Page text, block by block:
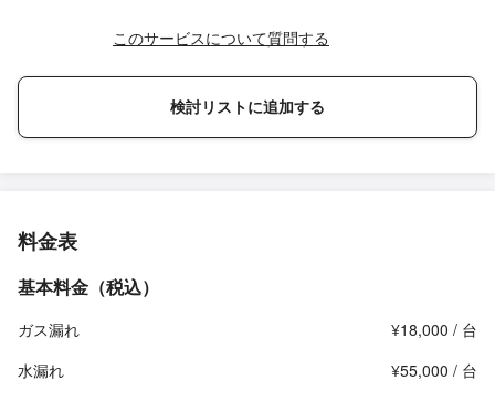
このサービスについて質問する
検討リストに追加する
料金表
基本料金（税込）
ガス漏れ
¥18,000 / 台
水漏れ
¥55,000 / 台